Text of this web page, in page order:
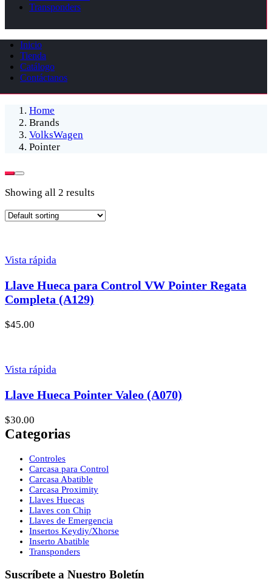
Transponders
Inicio
Tienda
Catálogo
Contáctanos
Home
Brands
VolksWagen
Pointer
Showing all 2 results
Vista rápida
Llave Hueca para Control VW Pointer Regata
Completa (A129)
$45.00
Vista rápida
Llave Hueca Pointer Valeo (A070)
$30.00
Categorias
Controles
Carcasa para Control
Carcasa Abatible
Carcasa Proximity
Llaves Huecas
Llaves con Chip
Llaves de Emergencia
Insertos Keydiy/Xhorse
Inserto Abatible
Transponders
Suscríbete a Nuestro Boletín